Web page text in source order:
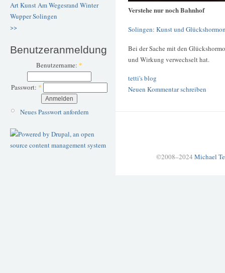
ArtKunstAm Wegesrand Winter
WupperSolingen
>>
Benutzeranmeldung
Benutzername: *
Passwort: *
Neues Passwort anfordern
Verstehe nur noch Bahnhof
Solingen: Kunst und
Bei der Sache mit den
und Wirkung verwechselt hat.
tetti's blog
Neuen Kommentar schreiben
©2008–2024 Michael